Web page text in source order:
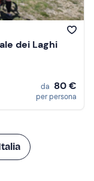
dei Laghi
da 80 €
per persona